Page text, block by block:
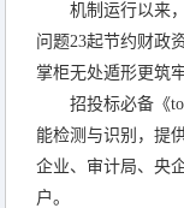
机制运行以来
问题23起节约财政
掌柜无处遁形更筑
招投标必备《
能检测与识别，提
企业、审计局、央
户。